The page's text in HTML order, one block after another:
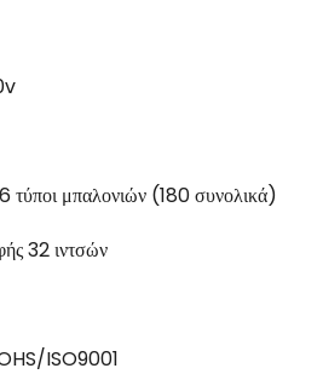
τύποι μπαλονιών (180 συνολικά)
32 ιντσών
ISO9001